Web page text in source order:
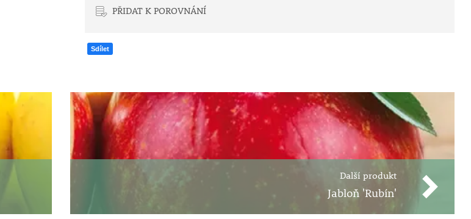
PŘIDAT K POROVNÁNÍ
Sdílet
Další produkt
Jabloň 'Rubín'